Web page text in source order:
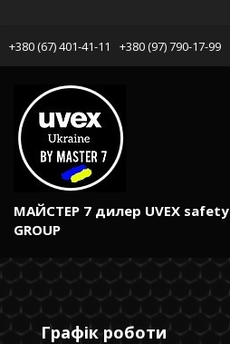
+380 (67) 401-41-11 +380 (97) 790-17-99
МАЙСТЕР 7 дилер UVEX safety
GROUP
Графік роботи